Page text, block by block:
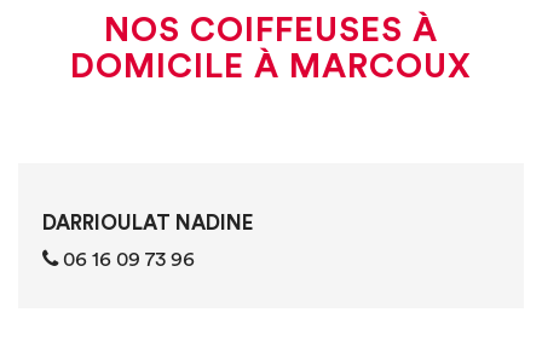
NOS COIFFEUSES À
DOMICILE À MARCOUX
DARRIOULAT NADINE
06 16 09 73 96